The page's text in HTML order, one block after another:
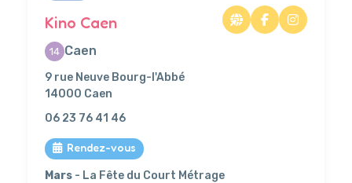
Kino Caen
14 Caen
9 rue Neuve Bourg-l'Abbé
14000 Caen
06 23 76 41 46
Rendez-vous
Mars - La Fête du Court Métrage